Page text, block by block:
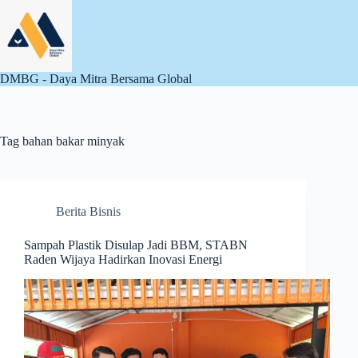
content
DMBG - Daya Mitra Bersama Global
Tag bahan bakar minyak
Berita Bisnis
Sampah Plastik Disulap Jadi BBM, STABN
Raden Wijaya Hadirkan Inovasi Energi